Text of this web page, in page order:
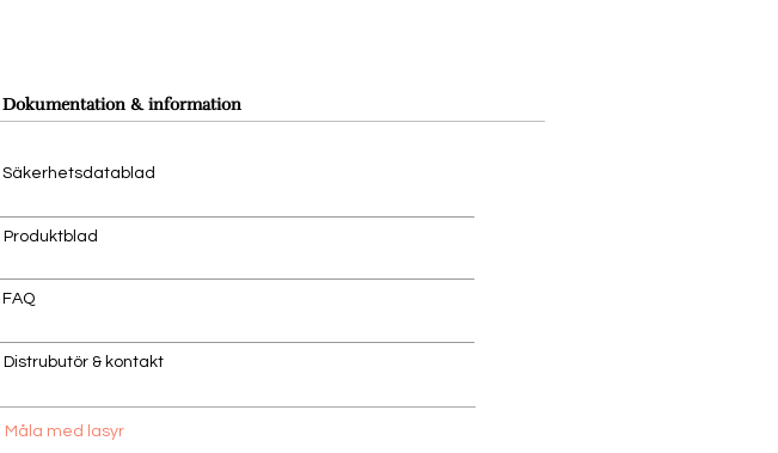
Dokumentation & information
Säkerhetsdatablad
Produktblad
FAQ
Distrubutör & kontakt
Måla med lasyr